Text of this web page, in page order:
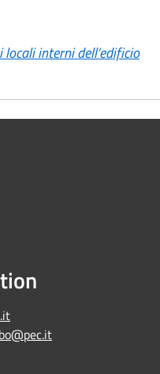
interni dell’edificio